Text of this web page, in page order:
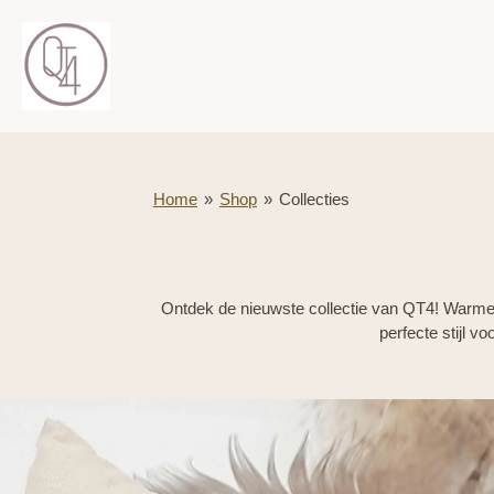
direct
naar
Home » Shop » Collecties
Ontdek de nieuwste collectie van QT4!
perfecte stijl